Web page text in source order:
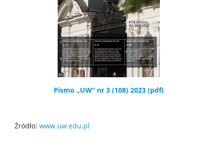
Pismo „UW” nr 3 (108) 2023 (pdf)
Źródło: www.uw.edu.pl